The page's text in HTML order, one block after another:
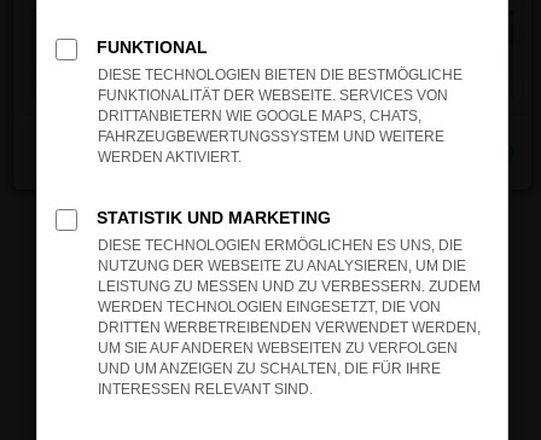
Das kann manchmal helfen, vorübergehende
Probleme zu beheben.
Stelle sicher, dass dein Browser und dein
Betriebssystem auf dem neuesten Stand
sind.
Sicherheitsrisiko, sondern kann auch dazu
führen, dass bestimmte Funktionen nicht mehr
unterstützt werden.
Wende dich an den Webseitenbetreiber.
Wenn du alle oben genannten Schritte versucht
hast, kontaktiere uns bitte. Wir werden
versuchen, das Problem zu beheben. Du kannst
FUNKTIONAL
DIESE TECHNOLOGIEN BIETEN DIE BESTMÖGLICHE
FUNKTIONALITÄT DER WEBSEITE. SERVICES VON
DRITTANBIETERN WIE GOOGLE MAPS, CHATS,
FAHRZEUGBEWERTUNGSSYSTEM UND WEITERE
WERDEN AKTIVIERT.
STATISTIK UND MARKETING
DIESE TECHNOLOGIEN ERMÖGLICHEN ES UNS, DIE
NUTZUNG DER WEBSEITE ZU ANALYSIEREN, UM DIE
LEISTUNG ZU MESSEN UND ZU VERBESSERN. ZUDEM
WERDEN TECHNOLOGIEN EINGESETZT, DIE VON
DRITTEN WERBETREIBENDEN VERWENDET WERDEN,
UM SIE AUF ANDEREN WEBSEITEN ZU VERFOLGEN
UND UM ANZEIGEN ZU SCHALTEN, DIE FÜR IHRE
INTERESSEN RELEVANT SIND.